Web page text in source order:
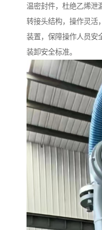
温密封件，杜绝乙烯泄
转接头结构，操作灵活
装置，保障操作人员安
装卸安全标准。